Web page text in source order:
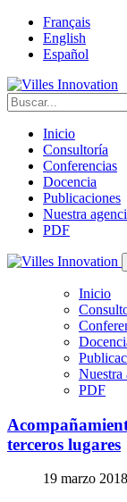
Français
English
Español
Inicio
Consultoría
Conferencias
Docencia
Publicaciones
Nuestra
PDF
Inicio
Nuestra
PDF
terceros lugares
19 marzo 2018